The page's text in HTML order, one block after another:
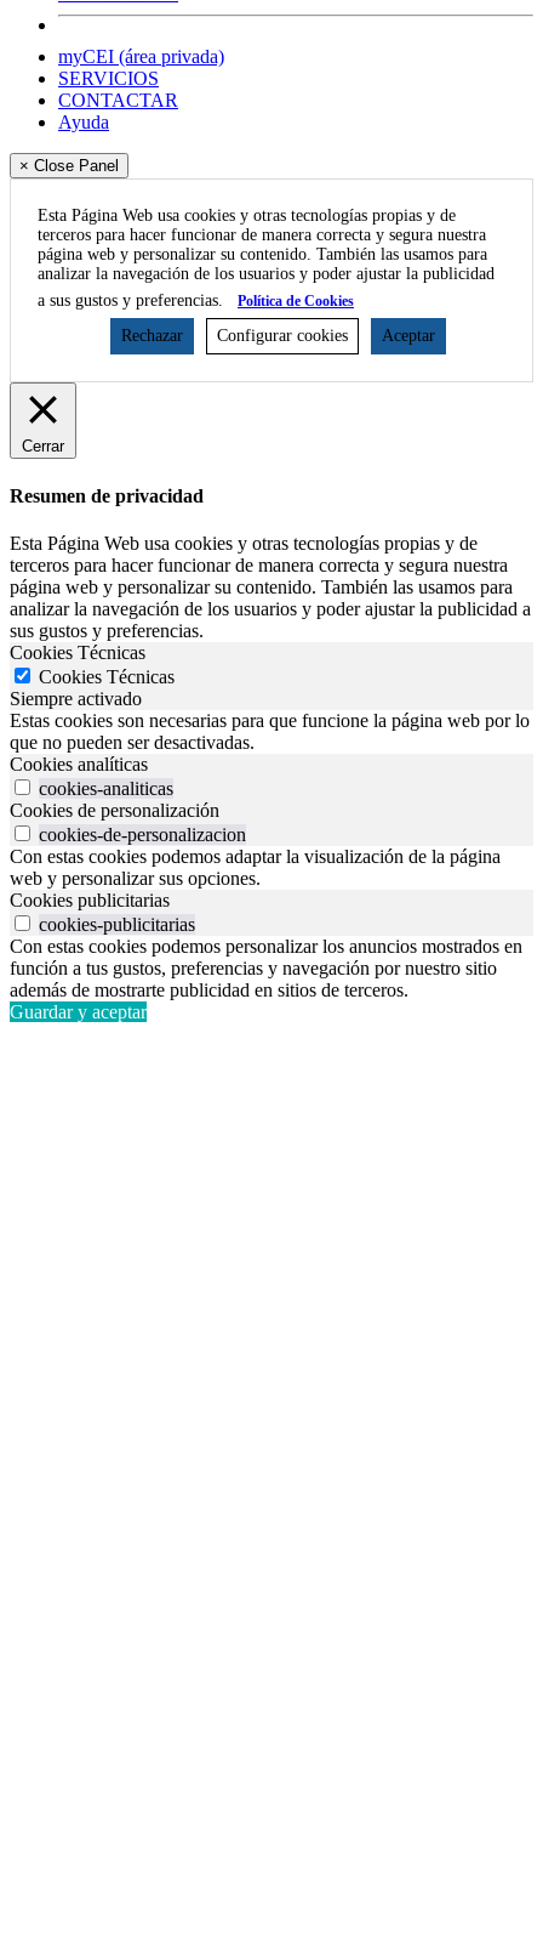
myCEI (área privada)
SERVICIOS
CONTACTAR
Ayuda
× Close Panel
Esta Página Web usa cookies y otras tecnologías propias y de
terceros para hacer funcionar de manera correcta y segura nuestra
página web y personalizar su contenido. También las usamos para
analizar la navegación de los usuarios y poder ajustar la publicidad
a sus gustos y preferencias.
Política de Cookies
Rechazar Configurar cookies Aceptar
Cerrar
Resumen de privacidad
Esta Página Web usa cookies y otras tecnologías propias y de
terceros para hacer funcionar de manera correcta y segura nuestra
página web y personalizar su contenido. También las usamos para
analizar la navegación de los usuarios y poder ajustar la publicidad a
sus gustos y preferencias.
Cookies Técnicas
Cookies Técnicas
Siempre activado
Estas cookies son necesarias para que funcione la página web por lo
que no pueden ser desactivadas.
Cookies analíticas
cookies-analiticas
Cookies de personalización
cookies-de-personalizacion
Con estas cookies podemos adaptar la visualización de la página
web y personalizar sus opciones.
Cookies publicitarias
cookies-publicitarias
Con estas cookies podemos personalizar los anuncios mostrados en
función a tus gustos, preferencias y navegación por nuestro sitio
además de mostrarte publicidad en sitios de terceros.
Guardar y aceptar